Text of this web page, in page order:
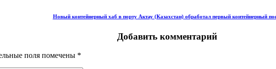
Новый контейнерный хаб в порту Актау (Казахстан) обработал первый контейнерный
Добавить комментарий
поля помечены *